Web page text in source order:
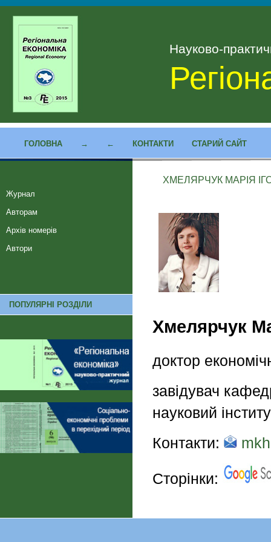
Науково-
ГОЛОВНА → ← КОНТАКТИ СТАРИЙ САЙТ
Журнал
Авторам
Архів номерів
Автори
ПОПУЛЯРНІ РОЗДІЛИ
ХМЕЛЯРЧУК МАРІЯ
Хмелярчук
доктор
завідувач
науковий
Контакти:
Сторінки: